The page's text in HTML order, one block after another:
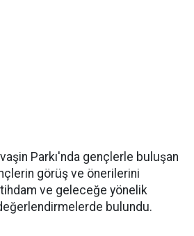
Parkı'nda gençlerle buluşan
görüş ve önerilerini
ve geleceğe yönelik
bulundu.